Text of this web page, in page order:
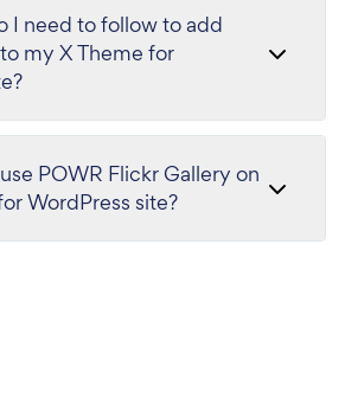
I need to follow to add
my X Theme for
POWR Flickr Gallery on
WordPress site?